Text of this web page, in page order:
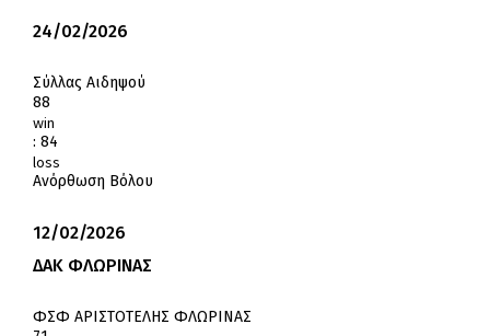
24/02/2026
Σύλλας Αιδηψού
88
win
: 84
loss
Ανόρθωση Βόλου
12/02/2026
ΔΑΚ ΦΛΩΡΙΝΑΣ
ΦΣΦ ΑΡΙΣΤΟΤΕΛΗΣ ΦΛΩΡΙΝΑΣ